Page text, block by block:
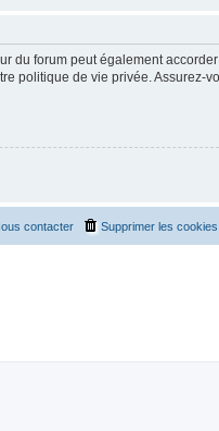
du forum peut également
politique de vie privée. Assurez-
Supprimer les cookies
contacter